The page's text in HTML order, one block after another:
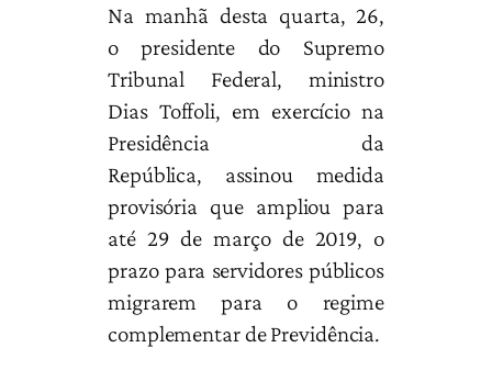
Na manhã desta quarta, 26,
opresidente do Supremo
Tribunal Federal, ministro
Dias Toffoli, em exercício na
Presidência da
República, assinou medida
provisória que ampliou para
até 29 de março de 2019, o
prazo para servidores públicos
migrarem para o regime
complementar de Previdência.